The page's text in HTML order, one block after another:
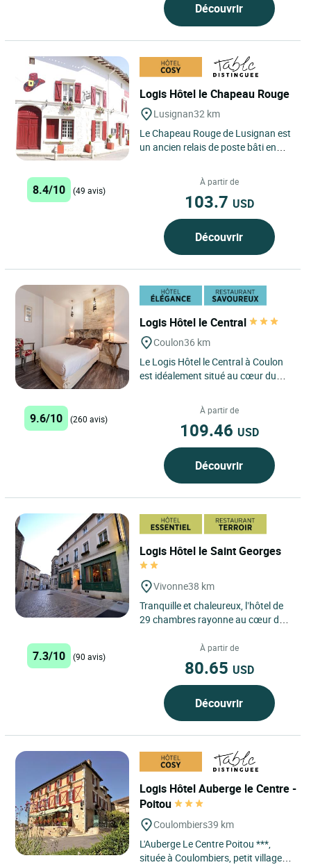
Découvrir
Logis Hôtel le Chapeau Rouge
Lusignan32 km
Le Chapeau Rouge de Lusignan est
un ancien relais de poste bâti en
recréait après la...
8.4/10 (49 avis)
À partir de
103.7 USD
Découvrir
Logis Hôtel le Central
Coulon36 km
Le Logis Hôtel le Central à Coulon
est idéalement situé au cœur du
Marais Poitevin,...
9.6/10 (260 avis)
À partir de
109.46 USD
Découvrir
Logis Hôtel le Saint Georges
Vivonne38 km
Tranquille et chaleureux, l’hôtel de
29 chambres rayonne au cœur du
village du Poitou....
7.3/10 (90 avis)
À partir de
80.65 USD
Découvrir
Logis Hôtel Auberge le Centre -
Poitou
Coulombiers39 km
L'Auberge Le Centre Poitou ***,
située à Coulombiers, petit village